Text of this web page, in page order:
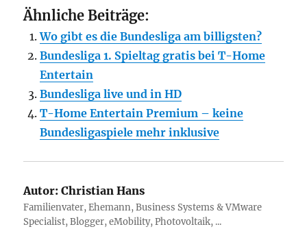
Ähnliche Beiträge:
Wo gibt es die Bundesliga am billigsten?
Bundesliga 1. Spieltag gratis bei T-Home
Entertain
Bundesliga live und in HD
T-Home Entertain Premium – keine
Bundesligaspiele mehr inklusive
Autor: Christian Hans
Familienvater, Ehemann, Business Systems & VMware
Specialist, Blogger, eMobility, Photovoltaik, ...